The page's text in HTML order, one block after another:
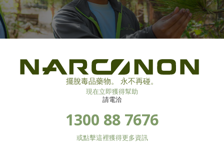
擺脫毒品藥物。 永不再碰。
現在立即獲得幫助
請電洽
1300 88 7676
或點擊這裡獲得更多資訊